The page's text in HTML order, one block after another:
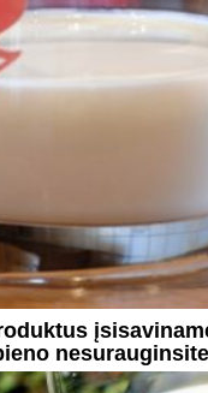
nesurauginsite